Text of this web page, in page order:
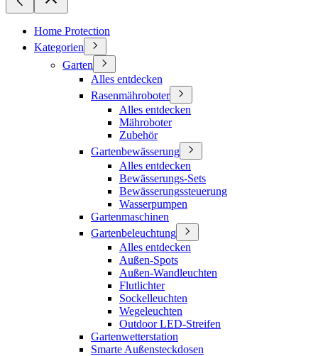
Home Protection
Kategorien
Garten
Alles entdecken
Rasenmähroboter
Alles entdecken
Mähroboter
Zubehör
Gartenbewässerung
Alles entdecken
Bewässerungs-Sets
Bewässerungssteuerung
Wasserpumpen
Gartenmaschinen
Gartenbeleuchtung
Alles entdecken
Außen-Spots
Außen-Wandleuchten
Flutlichter
Sockelleuchten
Wegeleuchten
Outdoor LED-Streifen
Gartenwetterstation
Smarte Außensteckdosen